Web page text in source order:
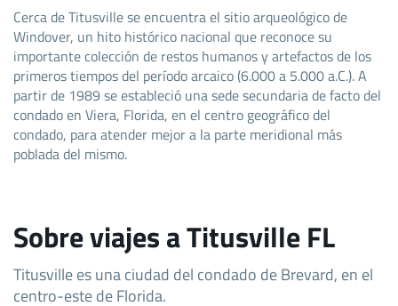
Cerca de Titusville se encuentra el sitio arqueológico de
Windover, un hito histórico nacional que reconoce su
importante colección de restos humanos y artefactos de los
primeros tiempos del período arcaico (6.000 a 5.000 a.C.). A
partir de 1989 se estableció una sede secundaria de facto del
condado en Viera, Florida, en el centro geográfico del
condado, para atender mejor a la parte meridional más
poblada del mismo.
Sobre viajes a Titusville FL
Titusville es una ciudad del condado de Brevard, en el
centro-este de Florida.